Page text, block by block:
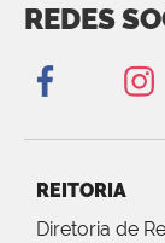
REDES
REITORIA
Diretoria de